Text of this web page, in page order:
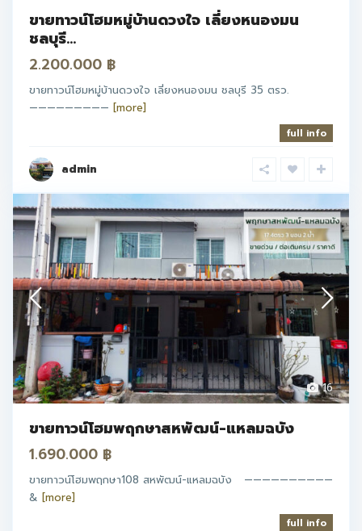
ขายทาวน์โฮมหมู่บ้านดวงใจ เลี่ยงหนองมน
ชลบุรี...
2.200.000 ฿
ขายทาวน์โฮมหมู่บ้านดวงใจ เลี่ยงหนองมน ชลบุรี 35 ตรว.
————————— [more]
full info
admin
16
ขายทาวน์โฮมพฤกษาสหพัฒน์-แหลมฉบัง
1.690.000 ฿
ขายทาวน์โฮมพฤกษา108 สหพัฒน์-แหลมฉบัง ——————————
& [more]
full info